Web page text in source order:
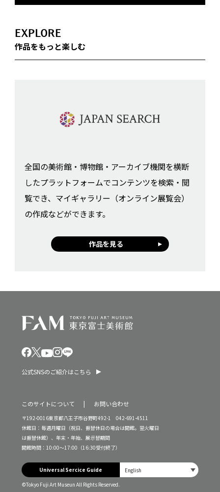
EXPLORE
作品をもっと楽しむ
全国の美術館・博物館・アーカイブ機関を横断
したプラットフォームでコンテンツを検索・閲
覧でき、マイギャラリー（オンライン展覧会）
の作成などができます。
作品を見る
公式SNSのご紹介はこちら
このサイトについて お問い合わせ
〒192-0016東京都八王子市谷野町492-1 042-691-4511
休館日：毎週月曜日（祝日、振替休日の場合は開館。翌火曜日
は振替休館）、年末・年始、展示替期間
開館時間：10:00～17:00（16:30受付終了）
Universal Sercice Guide
©Tokyo Fuji Art Museun All Rights Reserved.